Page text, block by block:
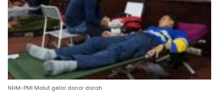
NHM-PMI Malut gelar donor darah